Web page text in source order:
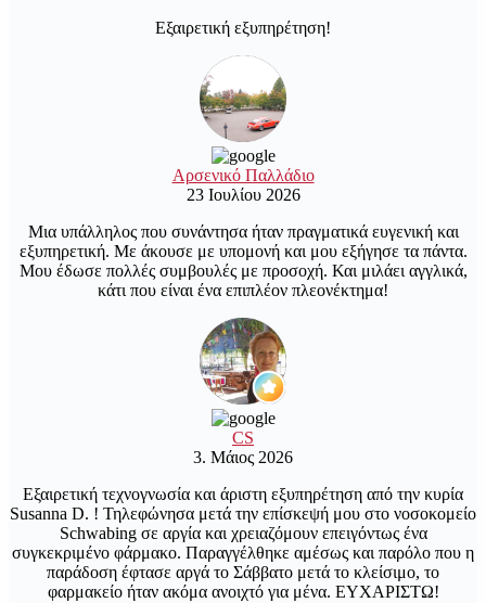
Εξαιρετική εξυπηρέτηση!
Αρσενικό Παλλάδιο
23 Ιουλίου 2026
Μια υπάλληλος που συνάντησα ήταν πραγματικά ευγενική και
εξυπηρετική. Με άκουσε με υπομονή και μου εξήγησε τα πάντα.
Μου έδωσε πολλές συμβουλές με προσοχή. Και μιλάει αγγλικά,
κάτι που είναι ένα επιπλέον πλεονέκτημα!
CS
3. Μάιος 2026
Εξαιρετική τεχνογνωσία και άριστη εξυπηρέτηση από την κυρία
Susanna D. ! Τηλεφώνησα μετά την επίσκεψή μου στο νοσοκομείο
Schwabing σε αργία και χρειαζόμουν επειγόντως ένα
συγκεκριμένο φάρμακο. Παραγγέλθηκε αμέσως και παρόλο που η
παράδοση έφτασε αργά το Σάββατο μετά το κλείσιμο, το
φαρμακείο ήταν ακόμα ανοιχτό για μένα. ΕΥΧΑΡΙΣΤΩ!